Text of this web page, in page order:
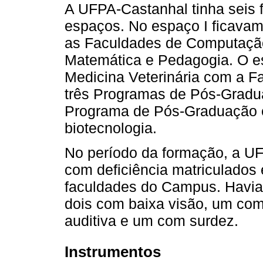
A UFPA-Castanhal tinha
espaços. No espaço I
as Faculdades de
Matemática e Pedagogia. O
Medicina Veterinária com a
três Programas de Pós-
Programa de Pós-
biotecnologia.
No período da formação, a
com deficiência
faculdades do Campus.
dois com baixa visão, um
auditiva e um com surdez.
Instrumentos